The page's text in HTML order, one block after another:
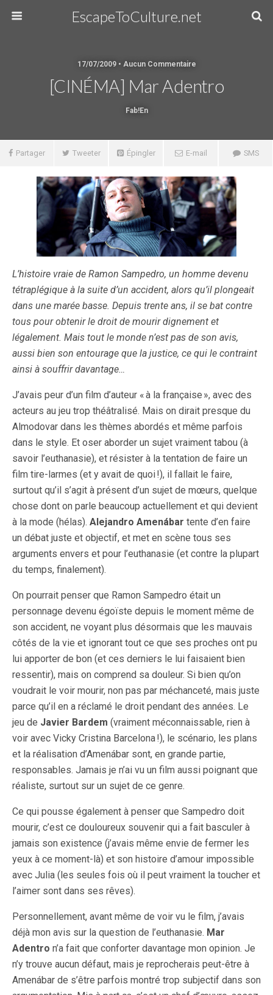
EscapeToCulture.net
17/07/2009 • Aucun Commentaire
[CINÉMA] Mar Adentro
Fab!en
Partager Tweeter Épingler E-mail SMS
L’histoire vraie de Ramon Sampedro, un homme devenu
tétraplégique à la suite d’un accident, alors qu’il plongeait
dans une marée basse. Depuis trente ans, il se bat contre
tous pour obtenir le droit de mourir dignement et
légalement. Mais tout le monde n’est pas de son avis,
aussi bien son entourage que la justice, ce qui le contraint
ainsi à souffrir davantage…
J’avais peur d’un film d’auteur « à la française », avec des
acteurs au jeu trop théâtralisé. Mais on dirait presque du
Almodovar dans les thèmes abordés et même parfois
dans le style. Et oser aborder un sujet vraiment tabou (à
savoir l’euthanasie), et résister à la tentation de faire un
film tire-larmes (et y avait de quoi !), il fallait le faire,
surtout qu’il s’agit à présent d’un sujet de mœurs, quelque
chose dont on parle beaucoup actuellement et qui devient
à la mode (hélas). Alejandro Amenábar tente d’en faire
un débat juste et objectif, et met en scène tous ses
arguments envers et pour l’euthanasie (et contre la plupart
du temps, finalement).
On pourrait penser que Ramon Sampedro était un
personnage devenu égoïste depuis le moment même de
son accident, ne voyant plus désormais que les mauvais
côtés de la vie et ignorant tout ce que ses proches ont pu
lui apporter de bon (et ces derniers le lui faisaient bien
ressentir), mais on comprend sa douleur. Si bien qu’on
voudrait le voir mourir, non pas par méchanceté, mais juste
parce qu’il en a réclamé le droit pendant des années. Le
jeu de Javier Bardem (vraiment méconnaissable, rien à
voir avec Vicky Cristina Barcelona !), le scénario, les plans
et la réalisation d’Amenábar sont, en grande partie,
responsables. Jamais je n’ai vu un film aussi poignant que
réaliste, surtout sur un sujet de ce genre.
Ce qui pousse également à penser que Sampedro doit
mourir, c’est ce douloureux souvenir qui a fait basculer à
jamais son existence (j’avais même envie de fermer les
yeux à ce moment-là) et son histoire d’amour impossible
avec Julia (les seules fois où il peut vraiment la toucher et
l’aimer sont dans ses rêves).
Personnellement, avant même de voir vu le film, j’avais
déjà mon avis sur la question de l’euthanasie. Mar
Adentro n’a fait que conforter davantage mon opinion. Je
n’y trouve aucun défaut, mais je reprocherais peut-être à
Amenábar de s’être parfois montré trop subjectif dans son